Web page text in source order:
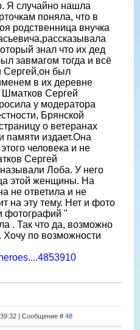
Я случайно нашла
поняла, что в
родственница внучка
знал что их дед
завмагом тогда и всё
Сергей,он был
в их деревне
Шматков Сергей
у модератора
Брянской
о ветеранах
памяти издает.Она
человека и не
Сергей
Лоба. У него
этой женщины. На
не ответила и не
на эту тему. Нет и фото
фотографий "
. Так что да, возможно
Хочу по возможности
| Сообщение # 48